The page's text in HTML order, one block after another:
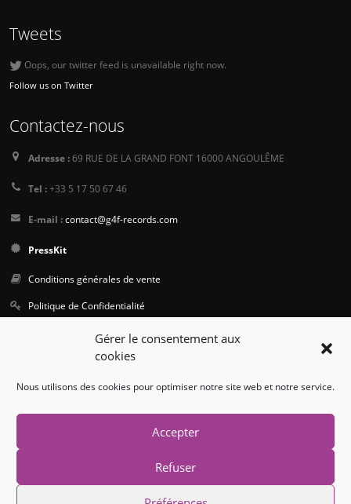
Gérer le consentement aux
cookies
Nous utilisons des cookies pour optimiser notre site web et notre service.
Accepter
Refuser
Tweets
Oops, our twitter feed is unavailable right now.
Follow us on Twitter
Contactez-nous
Adresse :69 RUE DE LA GRAND FONT 16000 ANGOULÊME
Tel :+33 5 17 50 67 46
E-mail :contact@g4f-records.com
PressKit
Conditions générales de vente
Politique de Confidentialité
Suivez-nous
© Copyright 2026. All Rights Reserved.